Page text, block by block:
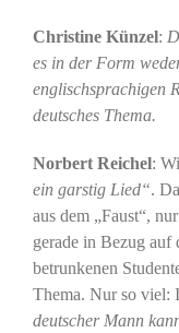
Christine Künzel:
es in der Form
englischsprachigen
deutsches Thema.
Norbert Reichel:
ein garstig Lied“.
aus dem „Faust“,
gerade in Bezug
betrunkenen
Thema. Nur so viel:
deutscher Mann